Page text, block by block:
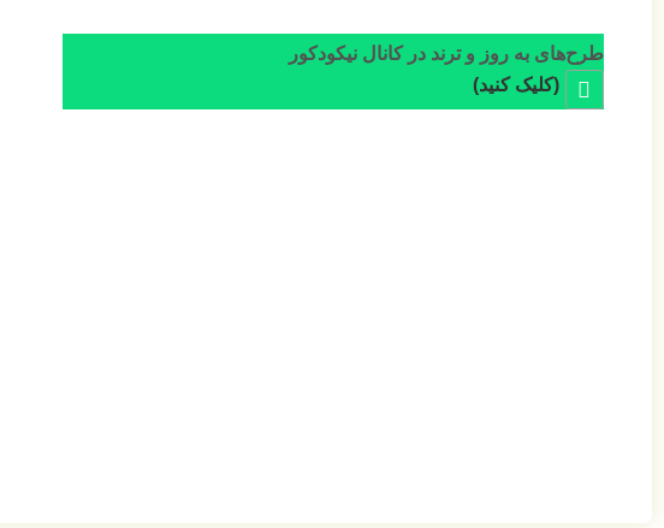
طرح‌های به روز و ترند در کانال نیکودکور
(کلیک کنید)